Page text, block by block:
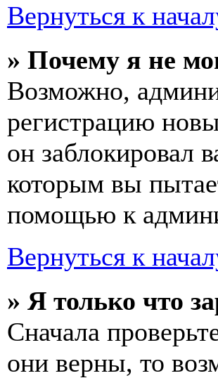
Вернуться к
» Почему я не
Возможно,
регистрацию
он заблокировал
которым вы
помощью к
Вернуться к
» Я только что
Сначала
они верны, то